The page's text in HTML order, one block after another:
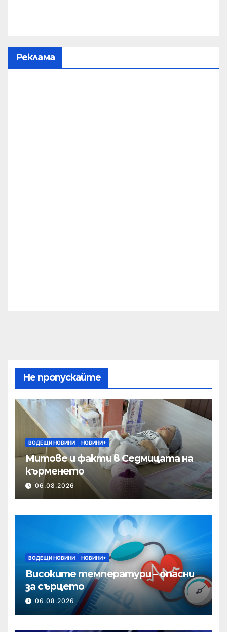
Реклама
Не пропускайте
ВОДЕЩИ НОВИНИ НОВИНИ+
Митове и факти в Седмицата на
кърменето
06.08.2026
ВОДЕЩИ НОВИНИ НОВИНИ+
Високите температури – опасни
за сърцето
06.08.2026